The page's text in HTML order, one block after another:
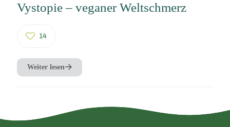
Vystopie – veganer Weltschmerz
14
Weiter lesen